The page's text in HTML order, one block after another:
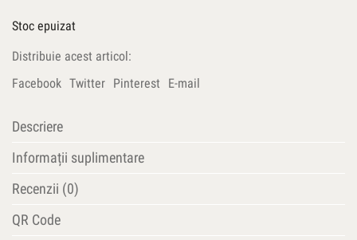
Stoc epuizat
Distribuie acest articol:
Facebook Twitter Pinterest E-mail
Descriere
Informații suplimentare
Recenzii (0)
QR Code